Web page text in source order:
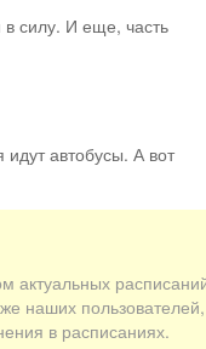
силу. И еще, часть
идут автобусы. А вот
актуальных
наших
в расписаниях.